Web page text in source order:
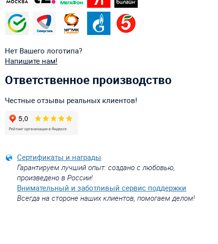
Нет Вашего логотипа?
Напишите нам!
Ответственное производство
Честные отзывы реальных клиентов!
Сертификаты и награды
Гарантируем лучший опыт: создано с любовью,
произведено в России!
Внимательный и заботливый сервис поддержки
Всегда на стороне наших клиентов, помогаем делом!